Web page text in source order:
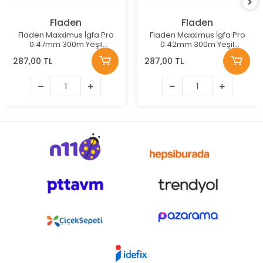
Fladen
Fladen Maxximus İgfa Pro
0.47mm 300m Yeşil
Monofilament Misina
287,00 TL
Fladen
Fladen Maxximus İgfa Pro
0.42mm 300m Yeşil
Monofilament Misina
287,00 TL